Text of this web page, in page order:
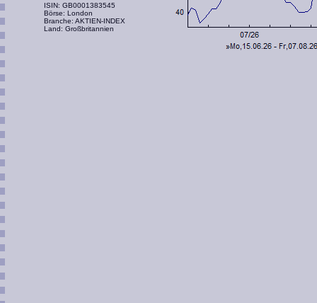
ISIN: GB0001383545
Börse: London
Branche: AKTIEN-INDEX
Land: Großbritannien